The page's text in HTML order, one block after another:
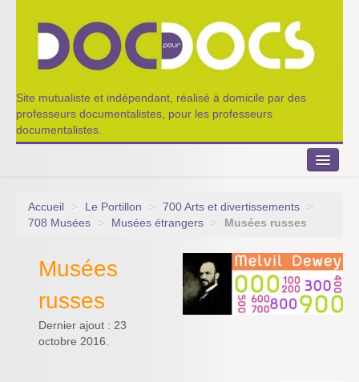
Site mutualiste et indépendant, réalisé à domicile par des
professeurs documentalistes, pour les professeurs
documentalistes.
Le Portillon
Qui sommes-nous ?
Accueil > Le Portillon > 700 Arts et divertissements
>
708 Musées
> Musées étrangers > Musées russes
Musées
russes
Dernier ajout : 23
octobre 2016.